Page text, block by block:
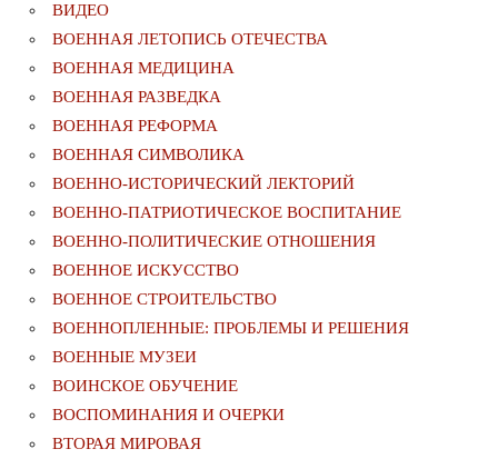
ВИДЕО
ВОЕННАЯ ЛЕТОПИСЬ ОТЕЧЕСТВА
ВОЕННАЯ МЕДИЦИНА
ВОЕННАЯ РАЗВЕДКА
ВОЕННАЯ РЕФОРМА
ВОЕННАЯ СИМВОЛИКА
ВОЕННО-ИСТОРИЧЕСКИЙ ЛЕКТОРИЙ
ВОЕННО-ПАТРИОТИЧЕСКОЕ ВОСПИТАНИЕ
ВОЕННО-ПОЛИТИЧЕСКИE ОТНОШЕНИЯ
ВОЕННОЕ ИСКУССТВО
ВОЕННОЕ СТРОИТЕЛЬСТВО
ВОЕННОПЛЕННЫЕ: ПРОБЛЕМЫ И РЕШЕНИЯ
ВОЕННЫЕ МУЗЕИ
ВОИНСКОЕ ОБУЧЕНИЕ
ВОСПОМИНАНИЯ И ОЧЕРКИ
ВТОРАЯ МИРОВАЯ